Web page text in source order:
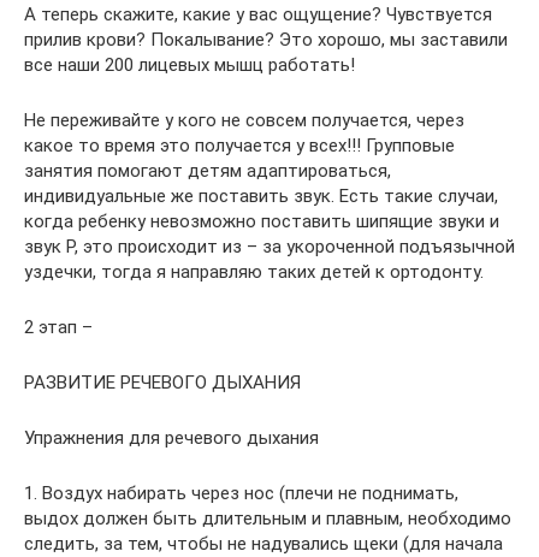
А теперь скажите, какие у вас ощущение? Чувствуется
прилив крови? Покалывание? Это хорошо, мы заставили
все наши 200 лицевых мышц работать!
Не переживайте у кого не совсем получается, через
какое то время это получается у всех!!! Групповые
занятия помогают детям адаптироваться,
индивидуальные же поставить звук. Есть такие случаи,
когда ребенку невозможно поставить шипящие звуки и
звук Р, это происходит из – за укороченной подъязычной
уздечки, тогда я направляю таких детей к ортодонту.
2 этап –
РАЗВИТИЕ РЕЧЕВОГО ДЫХАНИЯ
Упражнения для речевого дыхания
1. Воздух набирать через нос (плечи не поднимать,
выдох должен быть длительным и плавным, необходимо
следить, за тем, чтобы не надувались щеки (для начала